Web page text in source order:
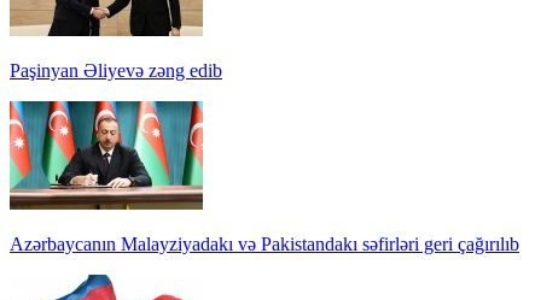
Paşinyan Əliyevə zəng edib
Azərbaycanın Malayziyadakı və Pakistandakı səfirləri geri çağırılıb